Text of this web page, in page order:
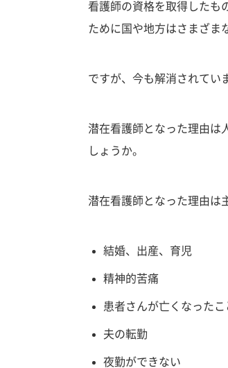
看護師の資格を取得したも
ために国や地方はさまざま
ですが、今も解消されてい
潜在看護師となった理由は
しょうか。
潜在看護師となった理由は
結婚、出産、育児
精神的苦痛
患者さんが亡くなった
夫の転勤
夜勤ができない